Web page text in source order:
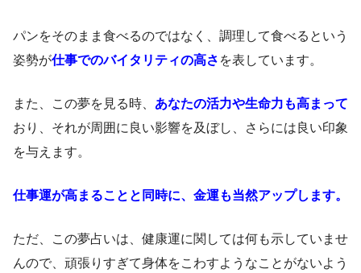
パンをそのまま食べるのではなく、調理して食べるという
姿勢が仕事でのバイタリティの高さ を表しています。
また、この夢を見る時、 あなたの活力や生命力も高まって
おり、それが周囲に良い影響を及ぼし、さらには良い印象
を与えます。
仕事運が高まることと同時に、金運も当然アップします。
ただ、この夢占いは、健康運に関しては何も示していませ
んので、頑張りすぎて身体をこわすようなことがないよう